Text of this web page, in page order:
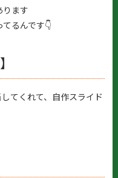
ります
るんです👇
てくれて、自作スライド